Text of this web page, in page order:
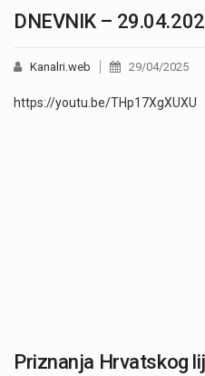
DNEVNIK –
Kanalri.web 29/04/2025
https://youtu.be/THp17XgXUXU
Priznanja Hrvatskog